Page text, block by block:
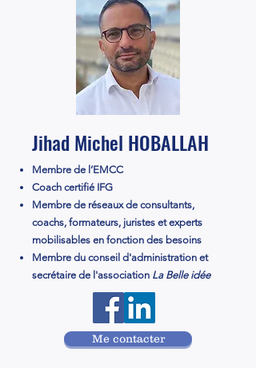
Jihad Michel HOBALLAH
Membre de l’EMCC
Coach certifié IFG
Membre de réseaux de consultants,
coachs, formateurs, juristes et experts
mobilisables en fonction des besoins
Membre du conseil d'administration et
secrétaire de l'association La Belle idée
Me contacter